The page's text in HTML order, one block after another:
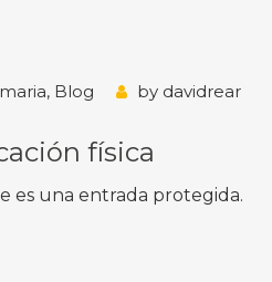
, Blog by davidrear
física
es una entrada protegida.